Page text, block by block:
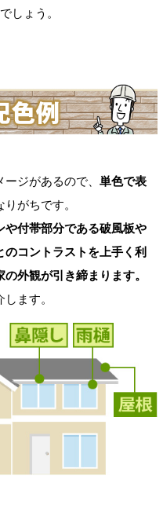
しょう。
ジがあるので、 単色で表
りがちです。
や付帯部分である破風板や
コントラストを上手く利
外観が引き締まります。
ます。